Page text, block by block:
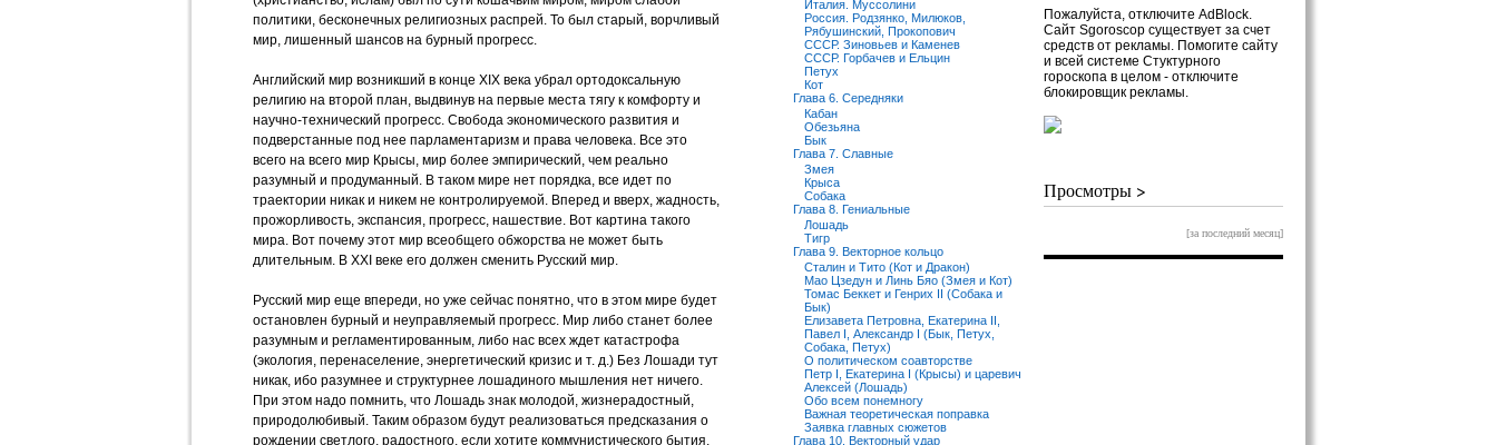
политики, бесконечных религиозных распрей. То был старый, ворчливый
мир, лишенный шансов на бурный прогресс.
Английский мир возникший в конце ХIХ века убрал ортодоксальную
религию на второй план, выдвинув на первые места тягу к комфорту и
научно-технический прогресс. Свобода экономического развития и
подверстанные под нее парламентаризм и права человека. Все это
всего на всего мир Крысы, мир более эмпирический, чем реально
разумный и продуманный. В таком мире нет порядка, все идет по
траектории никак и никем не контролируемой. Вперед и вверх, жадность,
прожорливость, экспансия, прогресс, нашествие. Вот картина такого
мира. Вот почему этот мир всеобщего обжорства не может быть
длительным. В ХХI веке его должен сменить Русский мир.
Русский мир еще впереди, но уже сейчас понятно, что в этом мире будет
остановлен бурный и неуправляемый прогресс. Мир либо станет более
разумным и регламентированным, либо нас всех ждет катастрофа
(экология, перенаселение, энергетический кризис и т. д.) Без Лошади тут
никак, ибо разумнее и структурнее лошадиного мышления нет ничего.
При этом надо помнить, что Лошадь знак молодой, жизнерадостный,
природолюбивый. Таким образом будут реализоваться предсказания о
рождении светлого, радостного, если хотите коммунистического бытия.
Италия. Муссолини
Россия. Родзянко, Милюков,
Рябушинский, Прокопович
СССР. Зиновьев и Каменев
СССР. Горбачев и Ельцин
Петух
Кот
Глава 6. Середняки
Кабан
Обезьяна
Бык
Глава 7. Славные
Змея
Крыса
Собака
Глава 8. Гениальные
Лошадь
Тигр
Глава 9. Векторное кольцо
Сталин и Тито (Кот и Дракон)
Мао Цзедун и Линь Бяо (Змея и Кот)
Томас Беккет и Генрих II (Собака и
Бык)
Елизавета Петровна, Екатерина II,
Павел I, Александр I (Бык, Петух,
Собака, Петух)
О политическом соавторстве
Петр I, Екатерина I (Крысы) и царевич
Алексей (Лошадь)
Обо всем понемногу
Важная теоретическая поправка
Заявка главных сюжетов
Глава 10. Векторный удар
Пожалуйста, отключите AdBlock.
Сайт Sgoroscop существует за счет
средств от рекламы. Помогите сайту
и всей системе Стуктурного
гороскопа в целом - отключите
блокировщик рекламы.
Просмотры >
[за последний месяц]